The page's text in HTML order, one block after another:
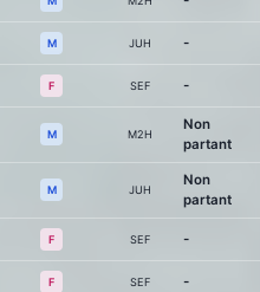
M JUH -
F SEF -
M M2H
Non
partant
M JUH
Non
partant
F SEF -
F SEF -